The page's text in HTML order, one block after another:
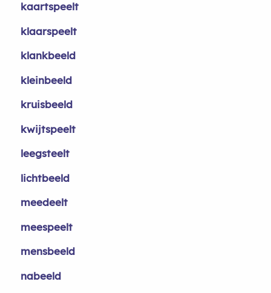
kaartspeelt
klaarspeelt
klankbeeld
kleinbeeld
kruisbeeld
kwijtspeelt
leegsteelt
lichtbeeld
meedeelt
meespeelt
mensbeeld
nabeeld